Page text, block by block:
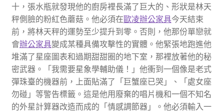
十，張水瓶就發現他的廚房裡長滿了巨大的、形狀是林天
秤側臉的粉紅色蘑菇。他必須在歐凌辦公家具今天結束
前，將林天秤的運勢至少提升到零。否則，他那份單戀就
會辦公家具變成某種具備攻擊性的實體。他緊張地跑進他
堆滿了星座圖表和過期甜甜圈的地下室，那裡放著他的秘
密武器。「我需要星象學輔助儀！」他衝到一個像是老式
彈珠臺的機器前，上面貼滿了「巨蟹座已哭」、「處女座
勿碰」等警告標籤。這是他用廢棄的唱片機和一個不知名
的外星計算器改造而成的「情感調節器」。他必須輸入一